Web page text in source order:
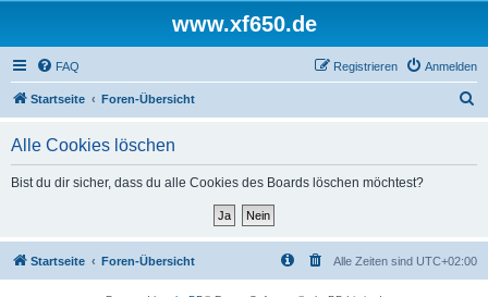
www.xf650.de
FAQ Anmelden
Registrieren
Startseite Foren-Übersicht
Alle Cookies löschen
Bist du dir sicher, dass du alle Cookies des Boards löschen möchtest?
Startseite Foren-Übersicht Alle Zeiten sind UTC+02:00